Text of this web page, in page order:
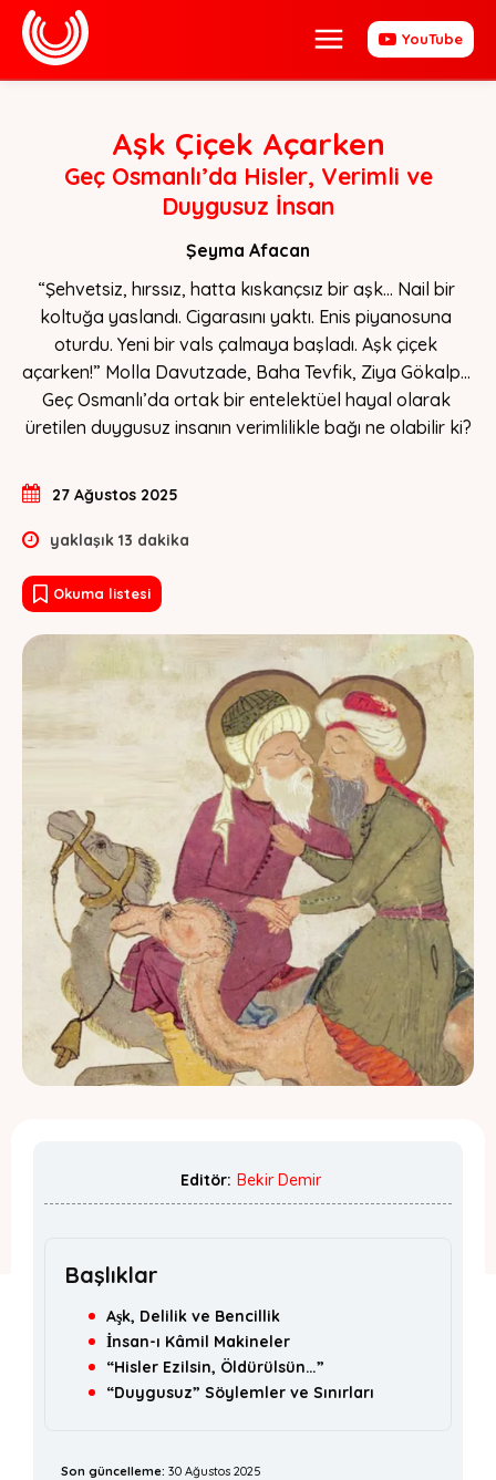
YouTube
Aşk Çiçek Açarken
Geç Osmanlı’da Hisler, Verimli ve
Duygusuz İnsan
Şeyma Afacan
“Şehvetsiz, hırssız, hatta kıskançsız bir aşk... Nail bir
koltuğa yaslandı. Cigarasını yaktı. Enis piyanosuna
oturdu. Yeni bir vals çalmaya başladı. Aşk çiçek
açarken!” Molla Davutzade, Baha Tevfik, Ziya Gökalp…
Geç Osmanlı’da ortak bir entelektüel hayal olarak
üretilen duygusuz insanın verimlilikle bağı ne olabilir ki?
27 Ağustos 2025
yaklaşık 13 dakika
Okuma listesi
Editör: Bekir Demir
Başlıklar
Aşk, Delilik ve Bencillik
İnsan-ı Kâmil Makineler
“Hisler Ezilsin, Öldürülsün…”
“Duygusuz” Söylemler ve Sınırları
Son güncelleme: 30 Ağustos 2025